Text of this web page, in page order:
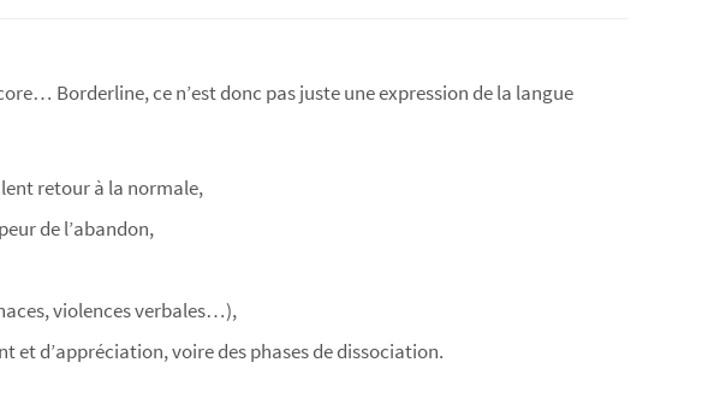
Borderline, ce n’est donc pas juste une expression de la langue
retour à la normale,
de l’abandon,
violences verbales…),
d’appréciation, voire des phases de dissociation.